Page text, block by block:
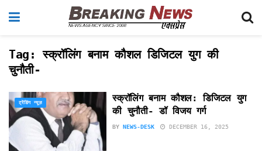
Tag:स्क्रॉलिंग बनाम कौशल डिजिटल युग की
चुनौती-
ट्रेंडिंग न्यूज़
स्क्रॉलिंग बनाम कौशल: डिजिटल युग
की चुनौती- डॉ विजय गर्ग
BY NEWS-DESK DECEMBER 16, 2025